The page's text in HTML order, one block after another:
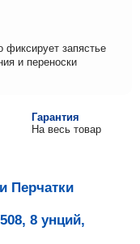
запястье
и переноски
Гарантия
На весь товар
Перчатки
8 унций,